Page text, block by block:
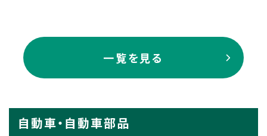
一覧を見る
自動車・自動車部品